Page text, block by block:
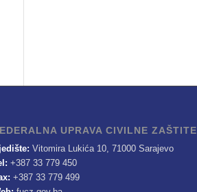
UPRAVA CIVILNE ZAŠTITE
Vitomira Lukića 10, 71000 Sarajevo
+387 33 779 450
+387 33 779 499